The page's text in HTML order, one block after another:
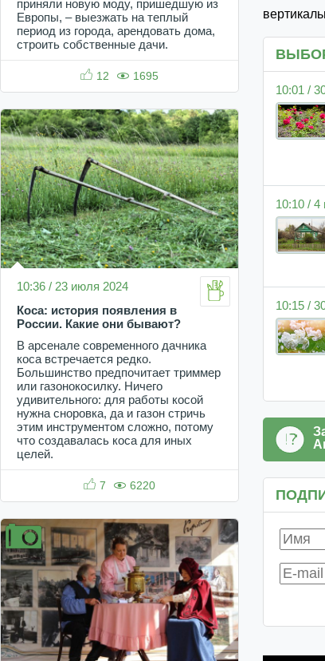
приняли новую моду, пришедшую из
Европы, – выезжать на теплый
период из города, арендовать дома,
строить собственные дачи.
12 1695
10:36 / 23 июля 2024
Коса: история появления в
России. Какие они бывают?
В арсенале современного дачника
коса встречается редко.
Большинство предпочитает триммер
или газонокосилку. Ничего
удивительного: для работы косой
нужна сноровка, да и газон стричь
этим инструментом сложно, потому
что создавалась коса для иных
целей.
7 6220
10:01 /
10:10 / 4
10:15 /